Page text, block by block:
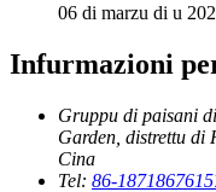
06 di marzu di u
Infurmazioni
Gruppu di paisani
Garden, distrettu di
Cina
Tel: 86-